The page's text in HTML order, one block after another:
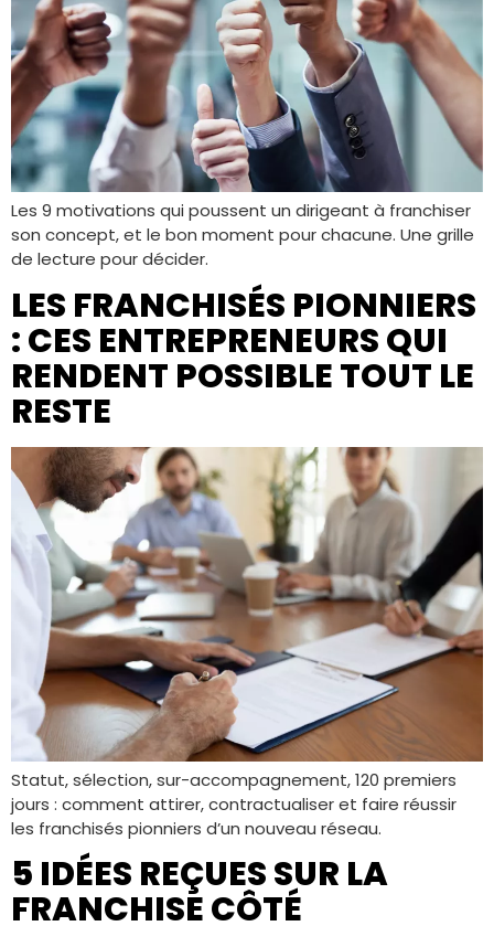
Les 9 motivations qui poussent un dirigeant à franchiser
son concept, et le bon moment pour chacune. Une grille
de lecture pour décider.
LES FRANCHISÉS PIONNIERS
: CES ENTREPRENEURS QUI
RENDENT POSSIBLE TOUT LE
RESTE
Statut, sélection, sur-accompagnement, 120 premiers
jours : comment attirer, contractualiser et faire réussir
les franchisés pionniers d’un nouveau réseau.
5 IDÉES REÇUES SUR LA
FRANCHISE CÔTÉ